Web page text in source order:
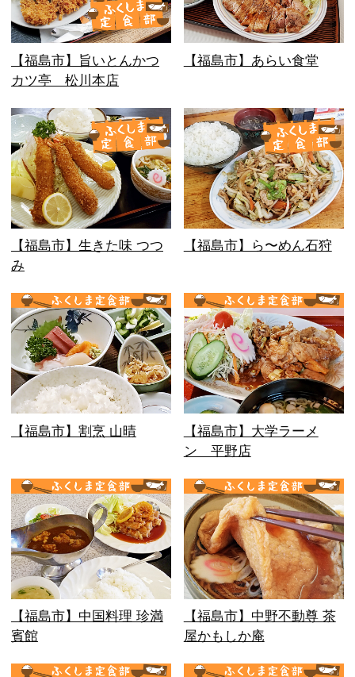
【福島市】旨いとんかつ
カツ亭 松川本店
【福島市】あらい食堂
【福島市】生きた味 つつ
み
【福島市】ら〜めん石狩
【福島市】割烹 山晴
【福島市】大学ラーメ
ン 平野店
【福島市】中国料理 珍満
賓館
【福島市】中野不動尊 茶
屋かもしか庵